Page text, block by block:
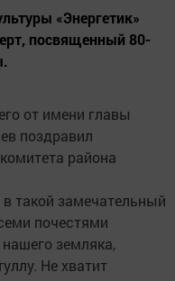
«Энергетик»
посвященный 80-
от имени главы
поздравил
района
такой замечательный
почестями
земляка,
Не хватит